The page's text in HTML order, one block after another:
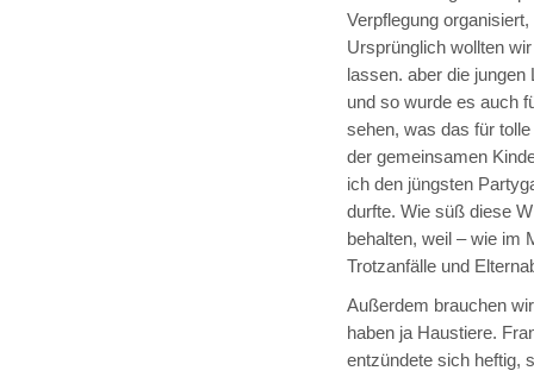
Verpflegung
Ursprünglich wollten
lassen. aber die
und so wurde es auch
sehen, was das für
der gemeinsamen
ich den jüngsten
durfte. Wie süß diese
behalten, weil – wie im
Trotzanfälle und
Außerdem brauchen
haben ja Haustiere.
entzündete sich heftig,